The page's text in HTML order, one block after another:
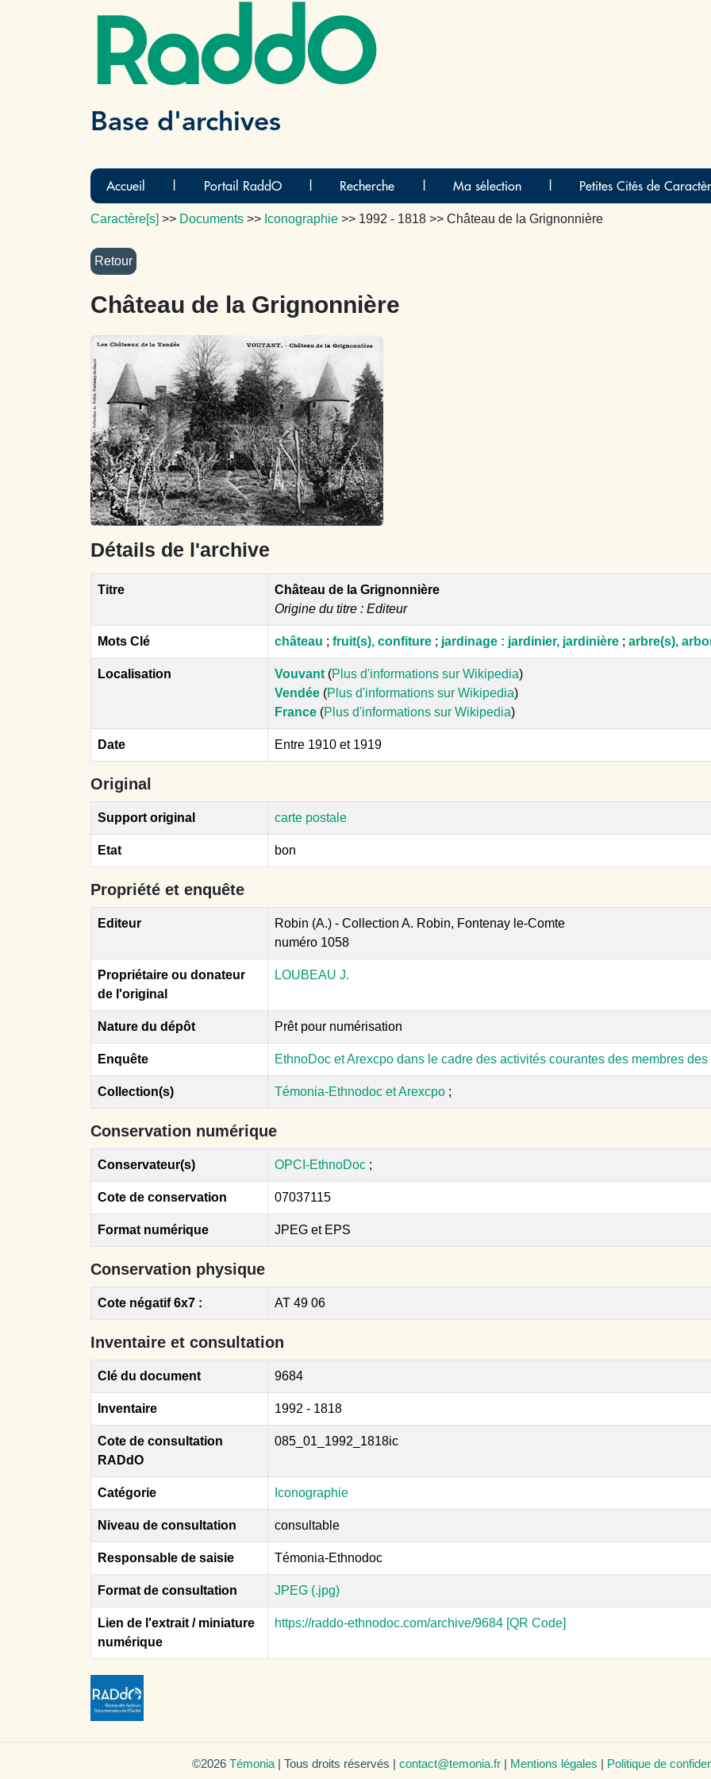
RaddO
Base d'archives
Accueil Portail RaddO Recherche Ma sélection Petites Cités de
Caractère[s] >> Documents >> Iconographie >> 1992 - 1818 >> Château de la Grignonnière
Château de la Grignonnière
Détails de l'archive
Titre
Château de la Grignonnière
Origine du titre : Editeur
Mots Clé château ; fruit(s), confiture ; jardinage : jardinier, jardinière ; arbre(s),
Localisation Vouvant (Plus d'informations sur Wikipedia)
Vendée (Plus d'informations sur Wikipedia)
France (Plus d'informations sur Wikipedia)
Date Entre 1910 et 1919
Original
Support original carte postale
Etat bon
Propriété et enquête
Editeur
Robin (A.) - Collection A. Robin, Fontenay le-Comte
numéro 1058
Propriétaire ou donateur
de l'original
LOUBEAU J.
Nature du dépôt Prêt pour numérisation
Enquête EthnoDoc et Arexcpo dans le cadre des activités courantes des membres
Collection(s) Témonia-Ethnodoc et Arexcpo ;
Conservation numérique
Conservateur(s) OPCI-EthnoDoc ;
Cote de conservation 07037115
Format numérique JPEG et EPS
Conservation physique
Cote négatif 6x7 : AT 49 06
Inventaire et consultation
Clé du document 9684
Inventaire 1992 - 1818
Cote de consultation
RADdO
085_01_1992_1818ic
Catégorie Iconographie
Niveau de consultation consultable
Responsable de saisie Témonia-Ethnodoc
Format de consultation JPEG (.jpg)
Lien de l'extrait / miniature
numérique
https://raddo-ethnodoc.com/archive/9684 [QR Code]
©2026 Témonia | Tous droits réservés | contact@temonia.fr | Mentions légales | Politique de